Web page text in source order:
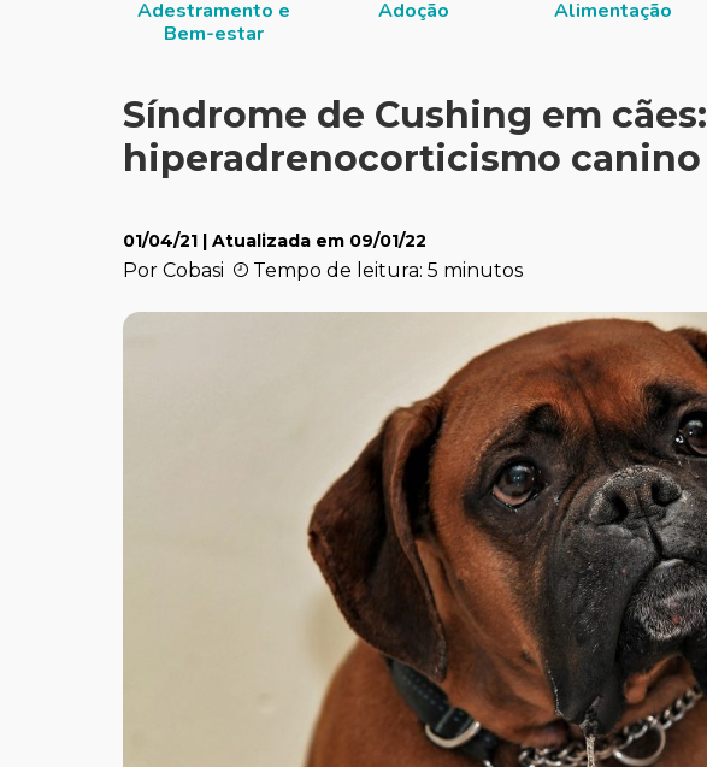
Adestramento e
Bem-estar
Adoção Alimentação
Síndrome de Cushing em cães:
hiperadrenocorticismo canino
01/04/21 | Atualizada em 09/01/22
Por Cobasi Tempo de leitura: 5 minutos